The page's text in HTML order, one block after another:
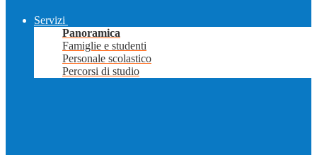
Servizi
Panoramica
Famiglie e studenti
Personale scolastico
Percorsi di studio